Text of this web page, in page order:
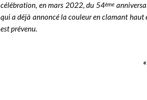
célébration, en mars 2022, du 54ème
qui a déjà annoncé la couleur en clamant haut
est prévenu.